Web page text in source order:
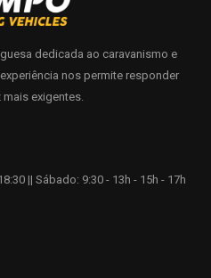
dedicada ao caravanismo e
nos permite responder
exigentes.
|| Sábado: 9:30 - 13h - 15h - 17h